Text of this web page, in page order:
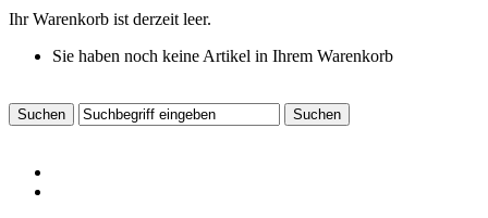
Ihr Warenkorb ist derzeit leer.
Sie haben noch keine Artikel in Ihrem Warenkorb